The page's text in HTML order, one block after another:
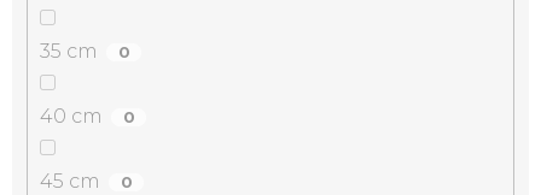
35 cm 0
40 cm 0
45 cm 0